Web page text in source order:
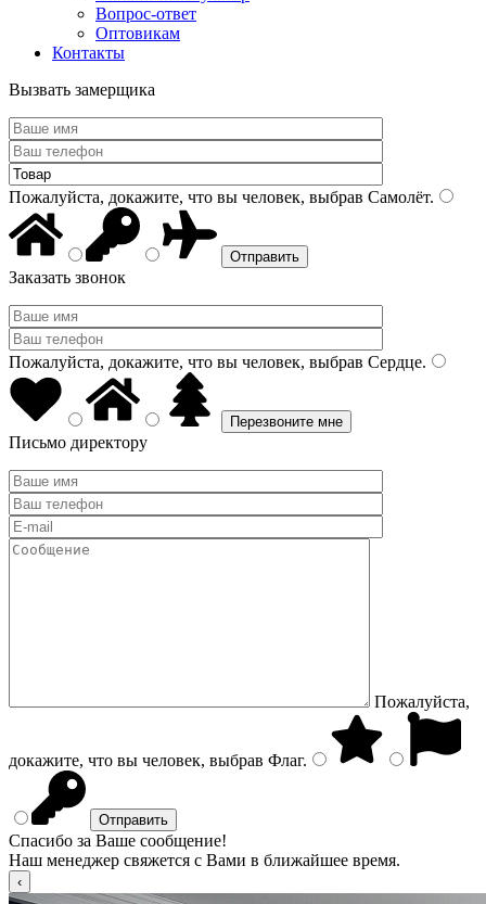
Вопрос-ответ
Оптовикам
Контакты
Вызвать замерщика
Пожалуйста, докажите, что вы человек, выбрав Самолёт.
Заказать звонок
Пожалуйста, докажите, что вы человек, выбрав Сердце.
Письмо директору
Пожалуйста,
докажите, что вы человек, выбрав Флаг.
Спасибо за Ваше сообщение!
Наш менеджер свяжется с Вами в ближайшее время.